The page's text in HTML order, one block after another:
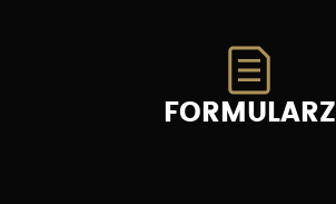
FORMULARZ